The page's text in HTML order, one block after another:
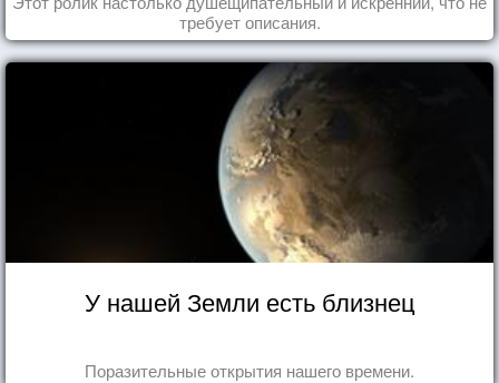
требует описания.
У нашей Земли есть близнец
Поразительные открытия нашего времени.